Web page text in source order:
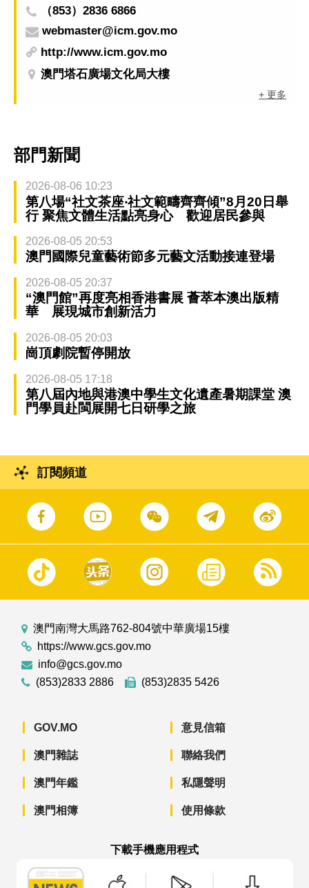
（853）2836 6866
webmaster@icm.gov.mo
http://www.icm.gov.mo
澳門塔石廣場文化局大樓
+ 更多
部門新聞
2026-08-06 10:23
第八場“社文茶座‧社文範疇齊齊傾”8月20日舉
行 聚焦文體生活點亮身心 歡迎居民參與
2026-08-05 20:53
澳門國際兒童藝術節多元藝文活動接連登場
2026-08-05 20:37
“澳門館”再度亮相香港書展 薈萃本澳出版精
華 展現城市創新活力
2026-08-05 20:03
崗頂劇院暫停開放
2026-08-05 17:18
第八屆內地與港澳中學生文化遺產暑期課堂 澳
門學員赴閩展開七日研學之旅
訂閱頻道
澳門南灣大馬路762-804號中華廣場15樓
https://www.gcs.gov.mo
info@gcs.gov.mo
(853)2833 2886
(853)2835 5426
GOV.MO
澳門雜誌
澳門年鑑
澳門相簿
意見信箱
聯絡我們
私隱聲明
使用條款
下載手機應用程式